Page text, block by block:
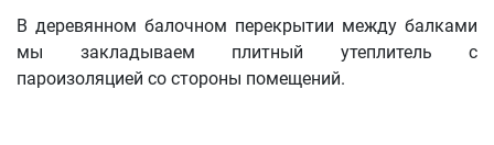
В деревянном балочном перекрытии между балками
мы закладываем плитный утеплитель с
пароизоляцией со стороны помещений.